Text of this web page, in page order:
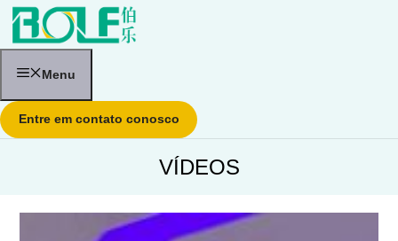
Pular
para
Menu
Entre em contato conosco
VÍDEOS